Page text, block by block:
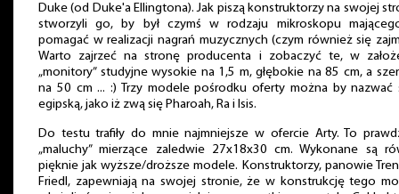
Duke (od Duke'a Ellingtona). Jak piszą konstruktorzy na swojej
stworzyli go, by był czymś w rodzaju mikroskopu
pomagać w realizacji nagrań muzycznych (czym również się
Warto zajrzeć na stronę producenta i zobaczyć te, w
„monitory” studyjne wysokie na 1,5 m, głębokie na 85 cm, a
na 50 cm ... :) Trzy modele pośrodku oferty można by nazwać
egipską, jako iż zwą się Pharoah, Ra i Isis.
Do testu trafiły do mnie najmniejsze w ofercie Arty. To
„maluchy” mierzące zaledwie 27x18x30 cm. Wykonane są
pięknie jak wyższe/droższe modele. Konstruktorzy, panowie
Friedl, zapewniają na swojej stronie, że w konstrukcję tego